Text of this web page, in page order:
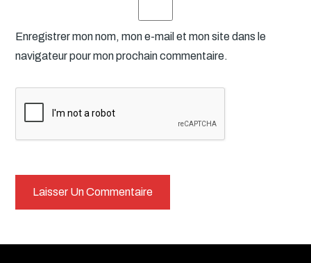
Enregistrer mon nom, mon e-mail et mon site dans le
navigateur pour mon prochain commentaire.